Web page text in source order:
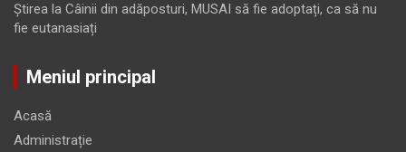
Ştirea la Câinii din adăposturi, MUSAI să fie adoptați, ca să nu
fie eutanasiați
Meniul principal
Acasă
Administrație